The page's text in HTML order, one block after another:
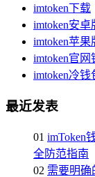
imtoken下载
imtoken安卓
imtoken苹果
imtoken官网
imtoken冷钱
最近发表
01 imToken
全防范指南
02 需要明确